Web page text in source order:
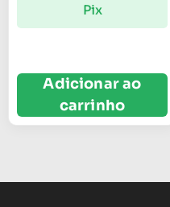
Pix
Adicionar ao
carrinho